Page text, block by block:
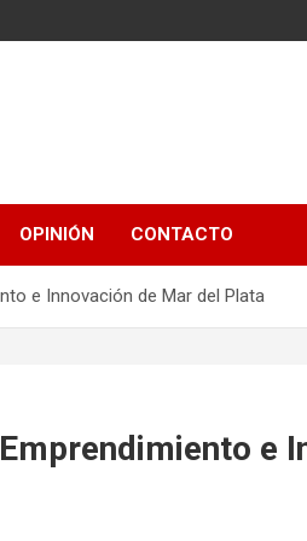
OPINIÓN CONTACTO
e Innovación de Mar del Plata
e